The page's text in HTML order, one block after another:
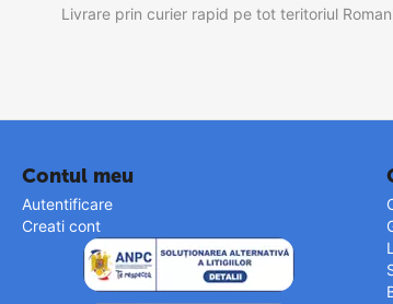
Livrare prin curier rapid pe tot teritoriul
Contul meu
Autentificare
Creati cont